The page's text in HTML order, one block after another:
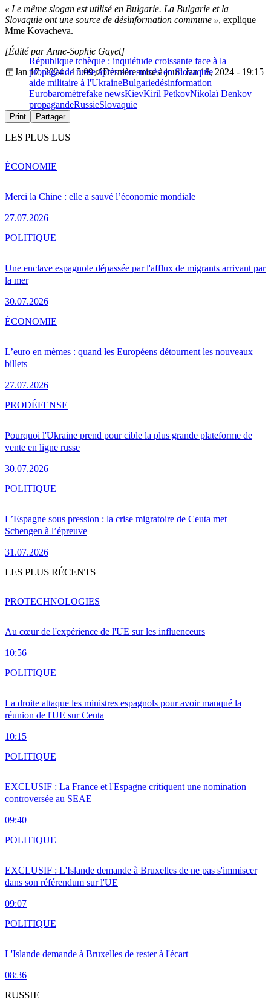
« Le même slogan est utilisé en Bulgarie. La Bulgarie et la
Slovaquie ont une source de désinformation commune », explique
Mme Kovacheva.
République tchèque : inquiétude croissante face à la
propagande russe après son succès en Slovaquie
[Édité par Anne-Sophie Gayet]
Jan 17, 2024 - 15:09
Dernière mise à jour: Jan 18, 2024 - 19:15
aide militaire à l'UkraineBulgariedésinformation
Eurobaromètrefake newsKievKiril PetkovNikolaï Denkov
propagandeRussieSlovaquie
Print Partager
LES PLUS LUS
Merci la Chine : elle a sauvé l’économie mondiale
27.07.2026
ÉCONOMIE
Une enclave espagnole dépassée par l'afflux de migrants arrivant par
la mer
30.07.2026
POLITIQUE
L’euro en mèmes : quand les Européens détournent les nouveaux
billets
27.07.2026
ÉCONOMIE
Pourquoi l'Ukraine prend pour cible la plus grande plateforme de
vente en ligne russe
30.07.2026
PRODÉFENSE
L’Espagne sous pression : la crise migratoire de Ceuta met
Schengen à l’épreuve
31.07.2026
POLITIQUE
LES PLUS RÉCENTS
Au cœur de l'expérience de l'UE sur les influenceurs
10:56
PROTECHNOLOGIES
La droite attaque les ministres espagnols pour avoir manqué la
réunion de l'UE sur Ceuta
10:15
POLITIQUE
EXCLUSIF : La France et l'Espagne critiquent une nomination
controversée au SEAE
09:40
POLITIQUE
EXCLUSIF : L'Islande demande à Bruxelles de ne pas s'immiscer
dans son référendum sur l'UE
09:07
POLITIQUE
L'Islande demande à Bruxelles de rester à l'écart
08:36
POLITIQUE
RUSSIE